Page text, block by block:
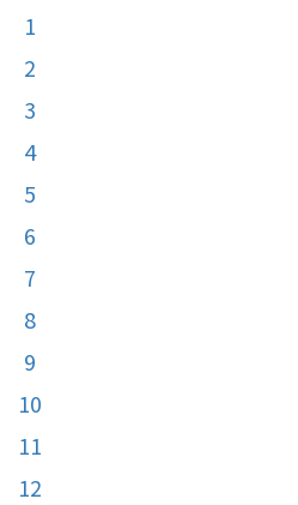
1
2
3
4
5
6
7
8
9
10
11
12